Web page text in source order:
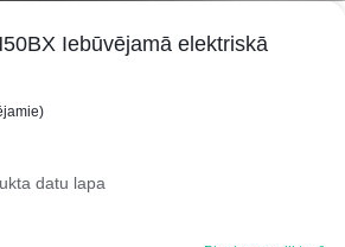
Iebūvējamā elektriskā
datu lapa